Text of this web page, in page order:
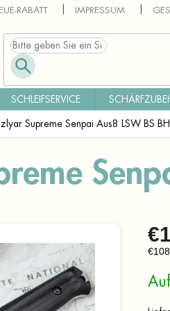
RABATT IMPRESSUM
SCHLEIFSERVICE
Supreme Senpai Aus8 LSW BS BH